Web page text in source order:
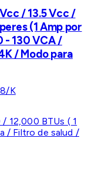
/ 13.5 Vcc /
(1 Amp por
- 130 VCA /
/ Modo para
K